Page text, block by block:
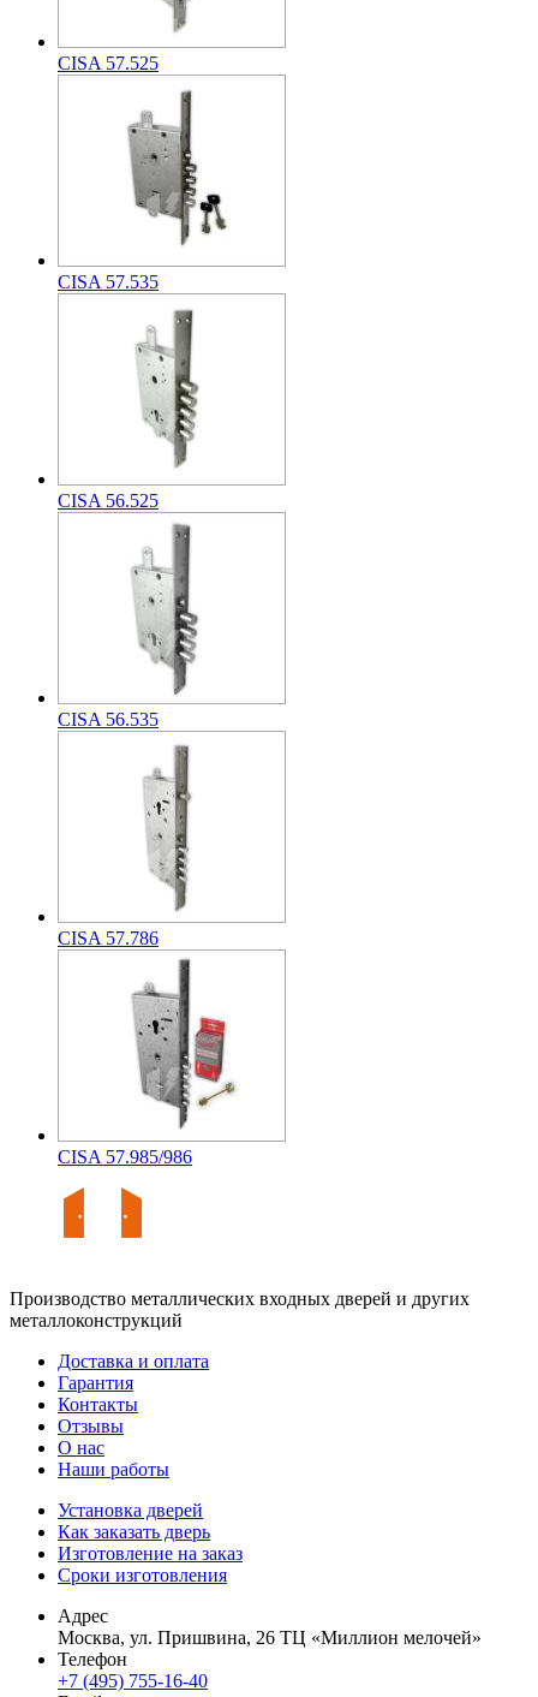
CISA 57.525
CISA 57.535
CISA 56.525
CISA 56.535
CISA 57.786
CISA 57.985/986
Производство металлических входных дверей и других
металлоконструкций
Доставка и оплата
Гарантия
Контакты
Отзывы
О нас
Наши работы
Установка дверей
Как заказать дверь
Изготовление на заказ
Сроки изготовления
Адрес
Москва, ул. Пришвина, 26 ТЦ «Миллион мелочей»
Телефон
+7 (495) 755-16-40